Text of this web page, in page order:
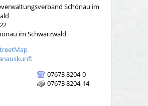
Schönau im
im Schwarzwald
07673 8204-0
07673 8204-14